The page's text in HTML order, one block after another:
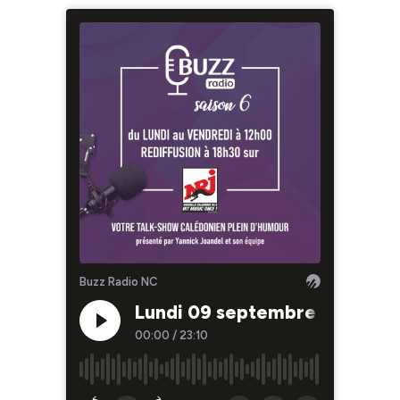
Buzz Radio NC
Lundi 09 septembre 2024
00:00 / 23:10